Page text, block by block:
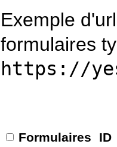
Exemple
formulaires
https://
Formulaires ID